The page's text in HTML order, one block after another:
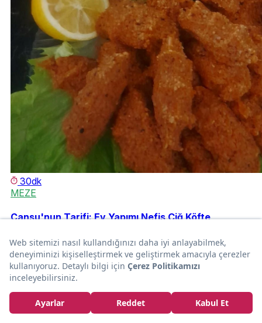
30dk
MEZE
Cansu'nun Tarifi: Ev Yapımı Nefis Çiğ Köfte
Cannnsu